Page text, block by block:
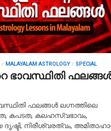
/ MALAYALAM ASTROLOGY / SPECIAL
ഭാവസ്ഥിതി
ഫലങ്ങൾ ലഗ്നത്തിലെ
കപടത, കലഹസ്വഭാവം,
നിരീശ്വരത്വം,